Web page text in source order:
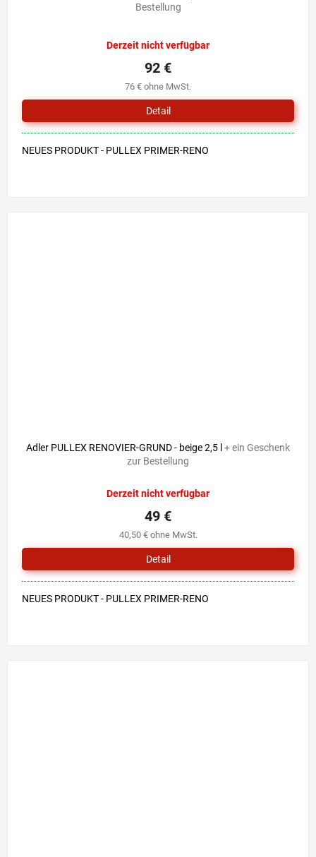
Bestellung
durchschnittliche
Produktbewertung
ist
5,0
von
5
Sternen.
Derzeit nicht verfügbar
76 € ohne MwSt.
92 €
Detail
NEUES PRODUKT - PULLEX PRIMER-RENO
Adler PULLEX RENOVIER-GRUND - beige 2,5 l + ein Geschenk
zur Bestellung
Derzeit nicht verfügbar
40,50 € ohne MwSt.
49 €
Detail
NEUES PRODUKT - PULLEX PRIMER-RENO